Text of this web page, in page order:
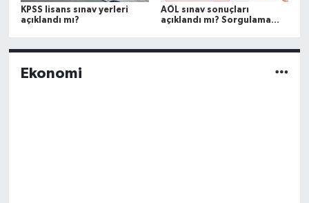
KPSS lisans sınav yerleri
açıklandı mı?
AÖL sınav sonuçları
açıklandı mı? Sorgulama
Ekonomi